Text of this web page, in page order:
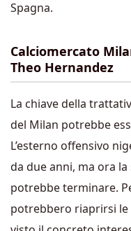
Spagna.
Calciomercato
Theo Hernandez
La chiave della
del Milan potrebbe
L’esterno offensivo
da due anni, ma ora
potrebbe terminare.
potrebbero riaprirsi